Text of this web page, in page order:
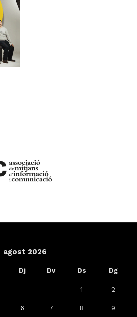
agost 2026
Dj Dv Ds Dg
1 2
6 7 8 9